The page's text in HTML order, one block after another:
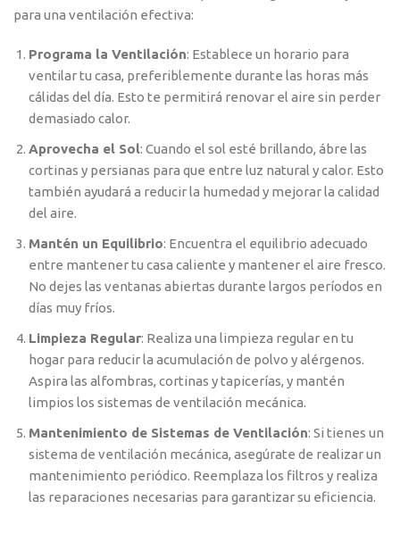
para una ventilación efectiva:
Programa la Ventilación: Establece un horario para
ventilar tu casa, preferiblemente durante las horas más
cálidas del día. Esto te permitirá renovar el aire sin perder
demasiado calor.
Aprovecha el Sol: Cuando el sol esté brillando, ábre las
cortinas y persianas para que entre luz natural y calor. Esto
también ayudará a reducir la humedad y mejorar la calidad
del aire.
Mantén un Equilibrio: Encuentra el equilibrio adecuado
entre mantener tu casa caliente y mantener el aire fresco.
No dejes las ventanas abiertas durante largos períodos en
días muy fríos.
Limpieza Regular: Realiza una limpieza regular en tu
hogar para reducir la acumulación de polvo y alérgenos.
Aspira las alfombras, cortinas y tapicerías, y mantén
limpios los sistemas de ventilación mecánica.
Mantenimiento de Sistemas de Ventilación: Si tienes un
sistema de ventilación mecánica, asegúrate de realizar un
mantenimiento periódico. Reemplaza los filtros y realiza
las reparaciones necesarias para garantizar su eficiencia.